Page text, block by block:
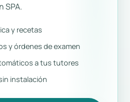
SPA.
y recetas
y órdenes de examen
a tus tutores
instalación